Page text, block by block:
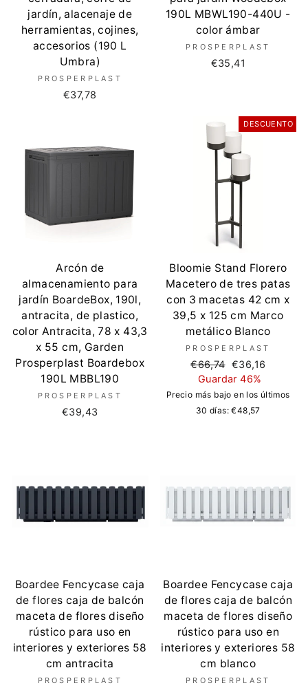
jardín, alacenaje de
herramientas, cojines,
accesorios (190 L
Umbra)
PROSPERPLAST
€37,78
190L MBWL190-440U -
color ámbar
PROSPERPLAST
€35,41
Arcón de
almacenamiento para
jardín BoardeBox, 190l,
antracita, de plastico,
color Antracita, 78 x 43,3
x 55 cm, Garden
Prosperplast Boardebox
190L MBBL190
PROSPERPLAST
€39,43
DESCUENTO
Bloomie Stand Florero
Macetero de tres patas
con 3 macetas 42 cm x
39,5 x 125 cm Marco
metálico Blanco
PROSPERPLAST
Precio
regular
€66,74 Precio
de
oferta
€36,16
Guardar 46%
Precio más bajo en los últimos
30 días:€48,57
Boardee Fencycase caja
de flores caja de balcón
maceta de flores diseño
rústico para uso en
interiores y exteriores 58
cm antracita
PROSPERPLAST
Boardee Fencycase caja
de flores caja de balcón
maceta de flores diseño
rústico para uso en
interiores y exteriores 58
cm blanco
PROSPERPLAST